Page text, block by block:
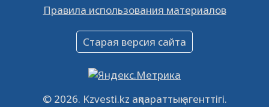
16.12.2022 61035
Объявление
09.12.2022
Свободные рабочие места
© 2026. Kzvesti.kz ақпараттық агенттігі.
Правила использования материалов
Старая версия сайта